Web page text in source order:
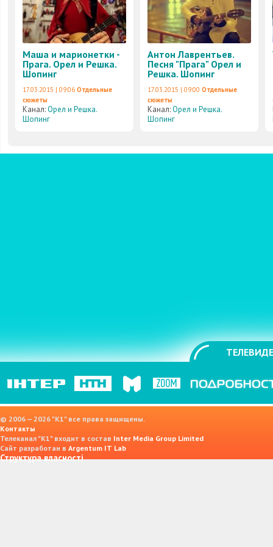
Маша и марионетки -
Прага. Орел и Решка.
Шопинг
17.03.2015 | 09:06 Отдельные
сюжеты
Канал:Орел и Решка.
Шопинг
Антон Лаврентьев.
Песня "Прага" Орел и
Решка. Шопинг
17.03.2015 | 09:00 Отдельные
сюжеты
Канал:Орел и Решка.
Шопинг
© 2006 — 2026 "K1" все права защищены.
Контакты
Телеканал "К1" входит в состав Inter Media Group Limited
Сайт разработан в Argentum IT Lab
Структура власності